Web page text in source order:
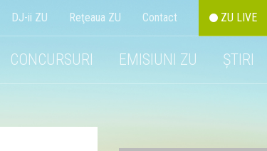
DJ-ii ZU Reţeaua ZU Contact ZU LIVE
CONCURSURI EMISIUNI ZU ȘTIRI